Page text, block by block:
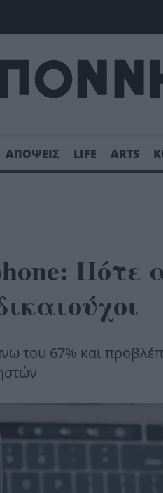
ΑΠΟΨΕΙΣ LIFE ARTS
Πότε
του 67% και